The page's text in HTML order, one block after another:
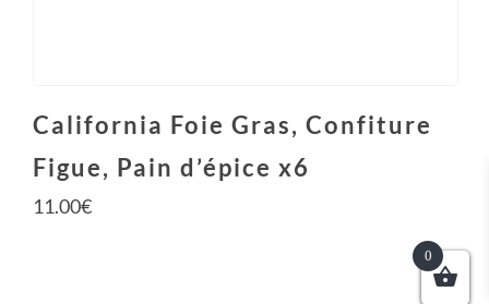
California Foie Gras, Confiture
Figue, Pain d’épice x6
11.00€
0